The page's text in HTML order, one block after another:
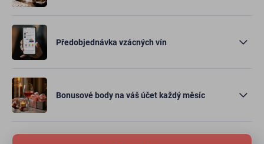
Předobjednávka vzácných vín
Bonusové body na váš účet každý měsíc